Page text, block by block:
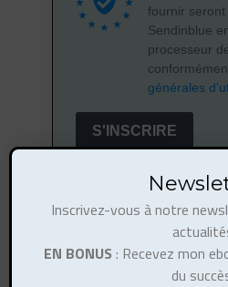
fournir
Sendinblue
processeur
générales
S'INSCRIRE
Inscrivez-vous à notre
EN BONUS : Recevez mon
du